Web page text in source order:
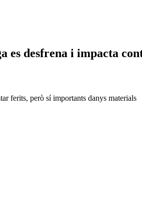
es desfrena i impacta
ferits, però sí importants danys materials